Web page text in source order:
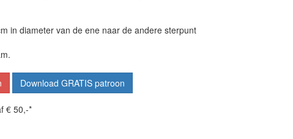
in diameter van de ene naar de andere sterpunt
Download GRATIS patroon
€ 50,-*